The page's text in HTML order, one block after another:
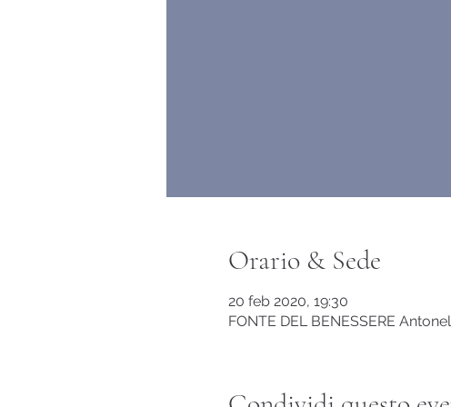
Orario & Sede
20 feb 2020, 19:30
FONTE DEL BENESSERE